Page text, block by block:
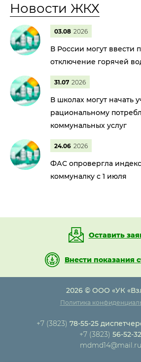
Новости ЖКХ
03.08 2026
В России могут ввести
отключение горячей
31.07 2026
В школах могут начать
рациональному
коммунальных услуг
24.06 2026
ФАС опровергла
коммуналку с 1 июля
Оставить
Внести показания
2026 © ООО «УК
Политика
+7 (3823) 78-55-25
+7 (3823) 56-52-32
mdmd14@mail.ru